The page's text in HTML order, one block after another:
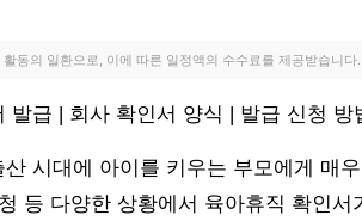
동의 일환으로, 이에 따른 일정액의 수수료를 제공받습니다.
발급 | 회사 확인서 양식 | 발급 신청
산 시대에 아이를 키우는 부모에게 매
등 다양한 상황에서 육아휴직 확인